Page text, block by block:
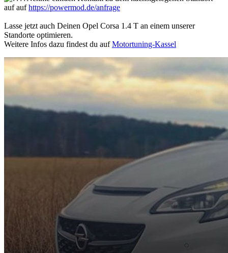
auf aufhttps://powermod.de/anfrage
Lasse jetzt auch Deinen Opel Corsa 1.4 T an einem unserer
Standorte optimieren.
Weitere Infos dazu findest du aufMotortuning-Kassel